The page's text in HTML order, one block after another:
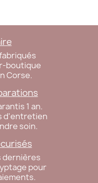
boutique
Corse.
1 an.
d'entretien
soin.
dernières
pour